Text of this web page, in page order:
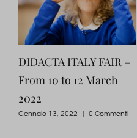
DIDACTA ITALY FAIR –
From 10 to 12 March
2022
Gennaio 13, 2022 0 Commenti